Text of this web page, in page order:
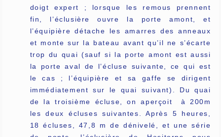
doigt expert ; lorsque les remous prennent
fin, l’éclusière ouvre la porte amont, et
l’équipière détache les amarres des anneaux
et monte sur la bateau avant qu’il ne s’écarte
trop du quai (sauf si la porte amont est aussi
la porte aval de l’écluse suivante, ce qui est
le cas ; l’équipière et sa gaffe se dirigent
immédiatement sur le quai suivant). Du quai
de la troisième écluse, on aperçoit à 200m
les deux écluses suivantes. Après 5 heures,
18 écluses, 47,8 m de dénivelé, et une série